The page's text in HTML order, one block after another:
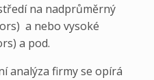
na nadprůměrný
a nebo vysoké
a pod.
analýza firmy se opírá